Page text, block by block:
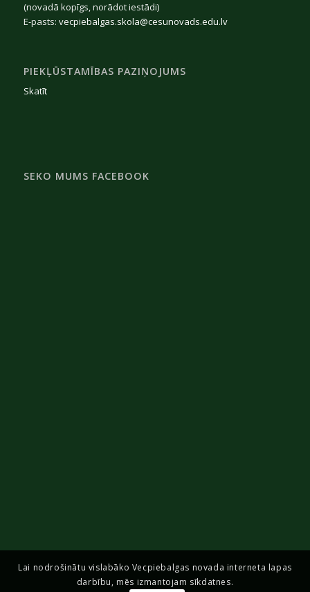
(novadā kopīgs, norādot iestādi)
E-pasts: vecpiebalgas.skola@cesunovads.edu.lv
PIEKĻŪSTAMĪBAS PAZIŅOJUMS
Skatīt
SEKO MUMS FACEBOOK
Lai nodrošinātu vislabāko Vecpiebalgas novada interneta lapas
darbību, mēs izmantojam sīkdatnes.